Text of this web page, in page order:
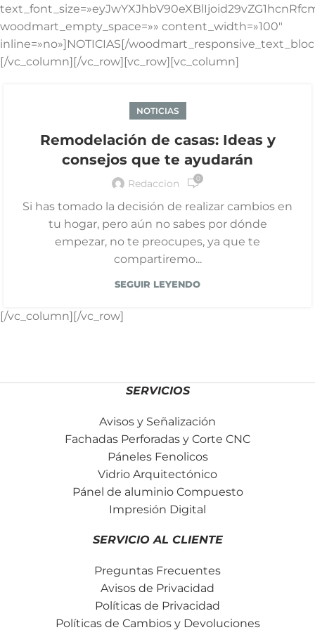
woodmart_empty_space=»» content_width=»100″
inline=»no»]NOTICIAS[/
[/vc_column][/vc_row][vc_row][vc_column]
NOTICIAS
Remodelación de casas: Ideas y
consejos que te ayudarán
Redaccion 0
Si has tomado la decisión de realizar cambios en
tu hogar, pero aún no sabes por dónde
empezar, no te preocupes, ya que te
compartiremo...
SEGUIR LEYENDO
[/vc_column][/vc_row]
SERVICIOS
Avisos y Señalización
Fachadas Perforadas y Corte CNC
Páneles Fenolicos
Vidrio Arquitectónico
Pánel de aluminio Compuesto
Impresión Digital
SERVICIO AL CLIENTE
Preguntas Frecuentes
Avisos de Privacidad
Políticas de Privacidad
Políticas de Cambios y Devoluciones